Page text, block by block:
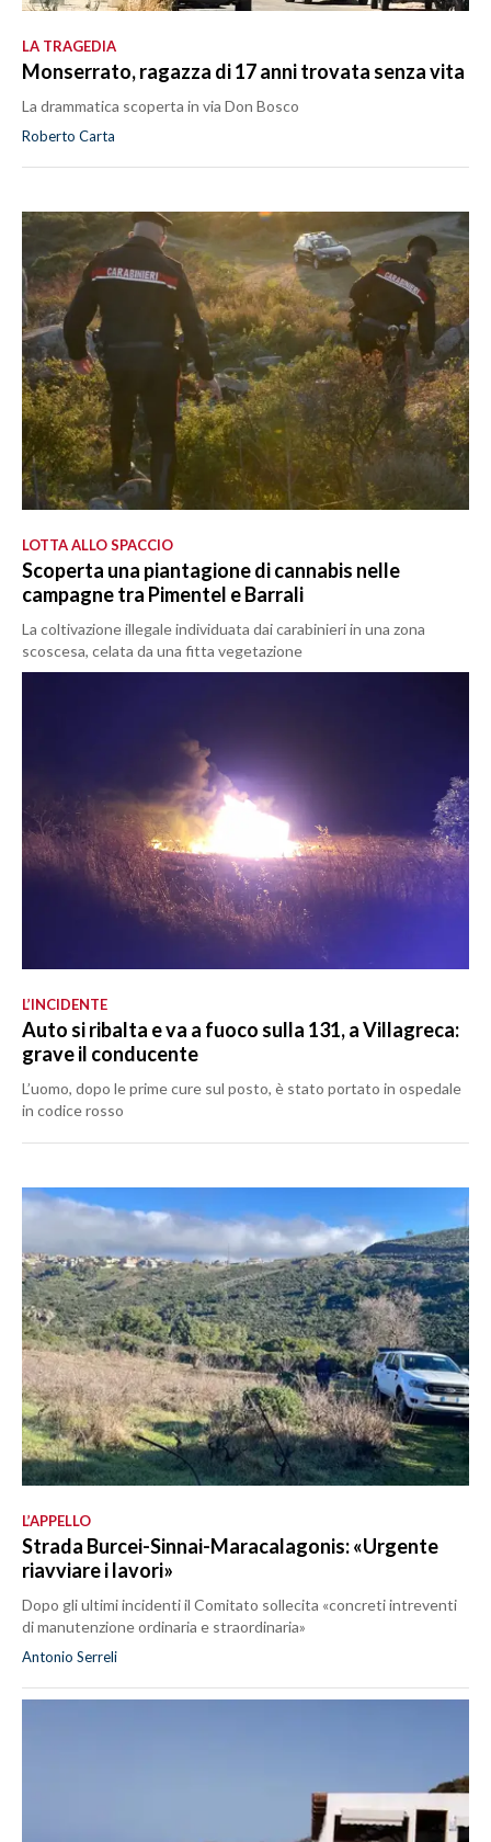
LA TRAGEDIA
Monserrato, ragazza di 17 anni trovata senza vita
La drammatica scoperta in via Don Bosco
Roberto Carta
LOTTA ALLO SPACCIO
Scoperta una piantagione di cannabis nelle
campagne tra Pimentel e Barrali
La coltivazione illegale individuata dai carabinieri in una zona
scoscesa, celata da una fitta vegetazione
L’INCIDENTE
Auto si ribalta e va a fuoco sulla 131, a Villagreca:
grave il conducente
L’uomo, dopo le prime cure sul posto, è stato portato in ospedale
in codice rosso
L’APPELLO
Strada Burcei-Sinnai-Maracalagonis: «Urgente
riavviare i lavori»
Dopo gli ultimi incidenti il Comitato sollecita «concreti intreventi
di manutenzione ordinaria e straordinaria»
Antonio Serreli